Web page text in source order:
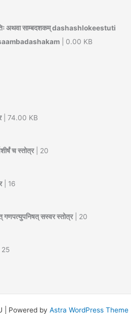
अथवा साम्बदशकम् dashashlokeestuti
| 0.00 KB
| 74.00 KB
च स्तोत्र| 20
| 16
गणपत्युपनिषत् सस्वर स्तोत्र| 20
| Powered by Astra WordPress Theme